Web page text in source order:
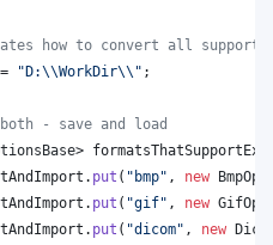
how to convert all
= "D:\\WorkDir\\ " ;
- save and load
>
. put ( "bmp" , new
. put ( "gif" , new
. put ( "dicom" , new